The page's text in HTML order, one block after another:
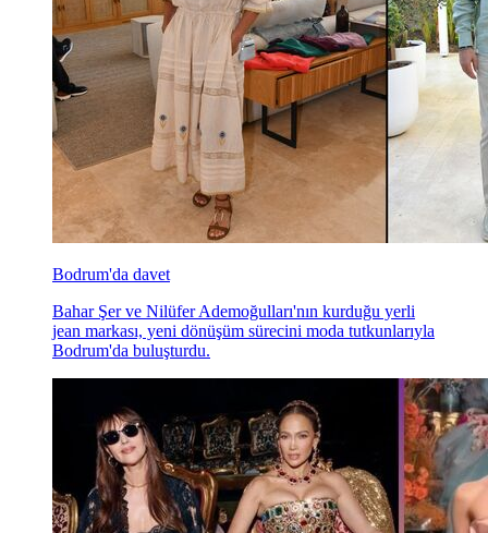
Bodrum'da davet
Bahar Şer ve Nilüfer Ademoğulları'nın kurduğu yerli
jean markası, yeni dönüşüm sürecini moda tutkunlarıyla
Bodrum'da buluşturdu.